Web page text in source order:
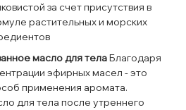
за счет присутствия в
растительных и морских
масло для телаБлагодаря
эфирных масел - это
применения аромата.
для тела после утреннего